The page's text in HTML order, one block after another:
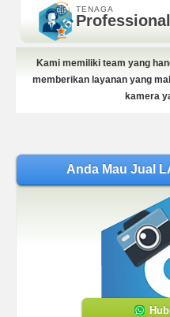
TENAGA
Professional
Kami memiliki team yang
memberikan layanan yang
kamera
Anda Mau Jual